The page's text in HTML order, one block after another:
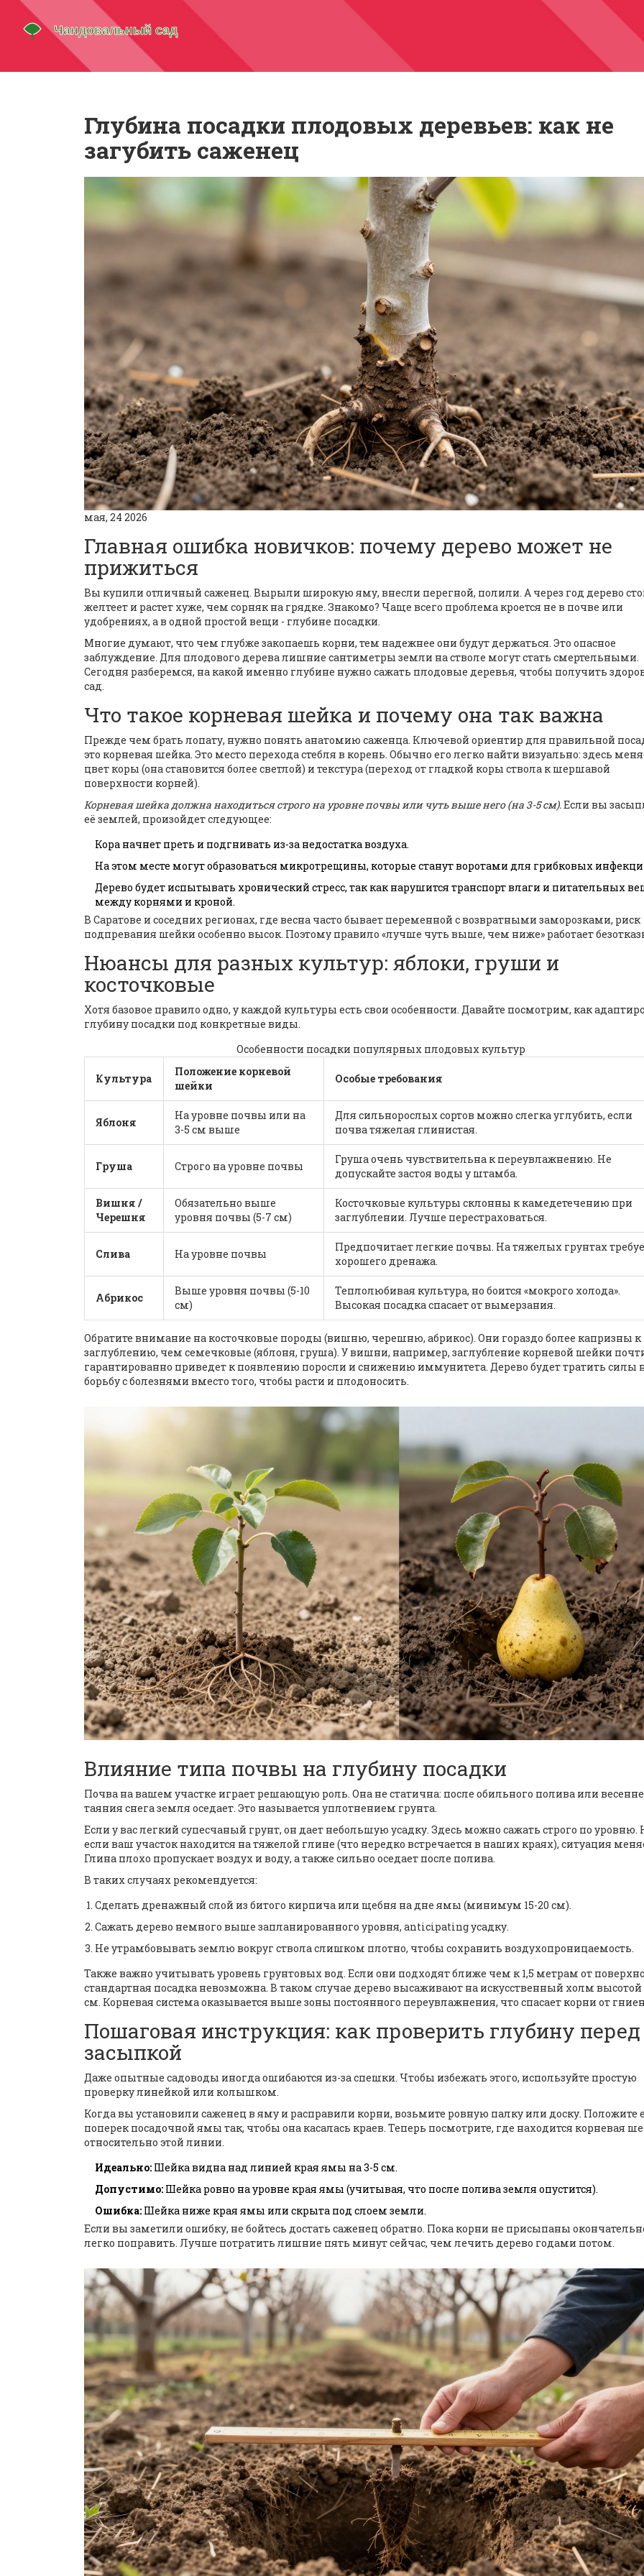
Глубина посадки плодовых деревьев: как не
загубить саженец
мая, 24 2026
Главная ошибка новичков: почему дерево может не
прижиться
Вы купили отличный саженец. Вырыли широкую яму, внесли перегной, полили. А через год дерево
желтеет и растет хуже, чем сорняк на грядке. Знакомо? Чаще всего проблема кроется не в почве или
удобрениях, а в одной простой вещи - глубине посадки.
Многие думают, что чем глубже закопаешь корни, тем надежнее они будут держаться. Это опасное
заблуждение. Для плодового дерева лишние сантиметры земли на стволе могут стать смертельными.
Сегодня разберемся, на какой именно глубине нужно сажать плодовые деревья, чтобы получить
сад.
Что такое корневая шейка и почему она так важна
Прежде чем брать лопату, нужно понять анатомию саженца. Ключевой ориентир для правильной
это корневая шейка. Это место перехода стебля в корень. Обычно его легко найти визуально: здесь
цвет коры (она становится более светлой) и текстура (переход от гладкой коры ствола к шершавой
поверхности корней).
Корневая шейка должна находиться строго на уровне почвы или чуть выше него (на 3-5 см).Если вы
её землей, произойдет следующее:
Кора начнет преть и подгнивать из-за недостатка воздуха.
На этом месте могут образоваться микротрещины, которые станут воротами для грибковых
Дерево будет испытывать хронический стресс, так как нарушится транспорт влаги и питательных
между корнями и кроной.
В Саратове и соседних регионах, где весна часто бывает переменной с возвратными заморозками, риск
подпревания шейки особенно высок. Поэтому правило «лучше чуть выше, чем ниже» работает
Нюансы для разных культур: яблоки, груши и
косточковые
Хотя базовое правило одно, у каждой культуры есть свои особенности. Давайте посмотрим, как
глубину посадки под конкретные виды.
Особенности посадки популярных плодовых культур
Культура
Положение корневой
шейки
Особые требования
Яблоня
На уровне почвы или на
3-5 см выше
Для сильнорослых сортов можно слегка углубить, если
почва тяжелая глинистая.
Груша Строго на уровне почвы
Груша очень чувствительна к переувлажнению. Не
допускайте застоя воды у штамба.
Вишня /
Черешня
Обязательно выше
уровня почвы (5-7 см)
Косточковые культуры склонны к камедетечению при
заглублении. Лучше перестраховаться.
Слива На уровне почвы
Предпочитает легкие почвы. На тяжелых грунтах
хорошего дренажа.
Абрикос
Выше уровня почвы (5-10
см)
Теплолюбивая культура, но боится «мокрого холода».
Высокая посадка спасает от вымерзания.
Обратите внимание на косточковые породы (вишню, черешню, абрикос). Они гораздо более капризны к
заглублению, чем семечковые (яблоня, груша). У вишни, например, заглубление корневой шейки
гарантированно приведет к появлению поросли и снижению иммунитета. Дерево будет тратить силы
борьбу с болезнями вместо того, чтобы расти и плодоносить.
Влияние типа почвы на глубину посадки
Почва на вашем участке играет решающую роль. Она не статична: после обильного полива или
таяния снега земля оседает. Это называется уплотнением грунта.
Если у вас легкий супесчаный грунт, он дает небольшую усадку. Здесь можно сажать строго по уровню.
если ваш участок находится на тяжелой глине (что нередко встречается в наших краях), ситуация
Глина плохо пропускает воздух и воду, а также сильно оседает после полива.
В таких случаях рекомендуется:
Сделать дренажный слой из битого кирпича или щебня на дне ямы (минимум 15-20 см).
Сажать дерево немного выше запланированного уровня, anticipating усадку.
Не утрамбовывать землю вокруг ствола слишком плотно, чтобы сохранить воздухопроницаемость.
Также важно учитывать уровень грунтовых вод. Если они подходят ближе чем к 1,5 метрам от
стандартная посадка невозможна. В таком случае дерево высаживают на искусственный холм высотой
см. Корневая система оказывается выше зоны постоянного переувлажнения, что спасает корни от
Пошаговая инструкция: как проверить глубину перед
засыпкой
Даже опытные садоводы иногда ошибаются из-за спешки. Чтобы избежать этого, используйте простую
проверку линейкой или колышком.
Когда вы установили саженец в яму и расправили корни, возьмите ровную палку или доску. Положите
поперек посадочной ямы так, чтобы она касалась краев. Теперь посмотрите, где находится корневая
относительно этой линии.
Идеально: Шейка видна над линией края ямы на 3-5 см.
Допустимо: Шейка ровно на уровне края ямы (учитывая, что после полива земля опустится).
Ошибка: Шейка ниже края ямы или скрыта под слоем земли.
Если вы заметили ошибку, не бойтесь достать саженец обратно. Пока корни не присыпаны
легко поправить. Лучше потратить лишние пять минут сейчас, чем лечить дерево годами потом.